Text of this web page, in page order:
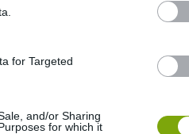
for Targeted
and/or Sharing
for which it